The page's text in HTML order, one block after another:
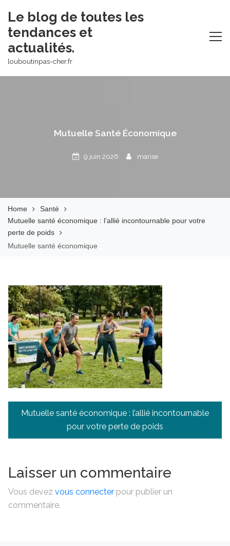
content
Le blog de toutes les
tendances et
actualités.
louboutinpas-cher.fr
Mutuelle Santé Économique
9 juin 2026 marise
Home
Santé
Mutuelle santé économique : l’allié incontournable pour votre
perte de poids
Mutuelle santé économique
Navigation
l’article
Mutuelle santé économique : l’allié incontournable
pour votre perte de poids
Laisser un commentaire
Vous devez vous connecter pour publier un
commentaire.